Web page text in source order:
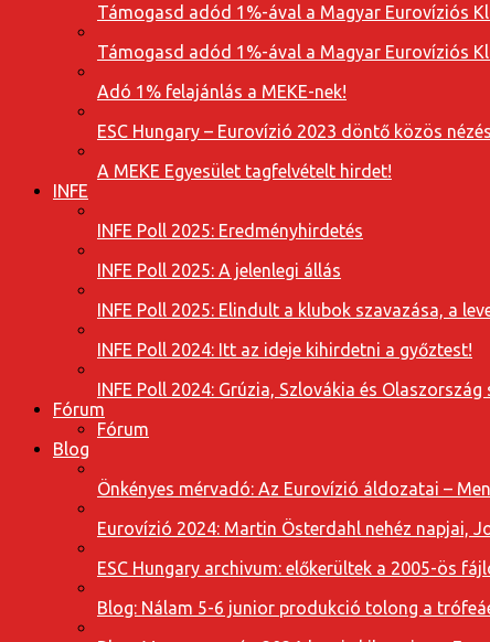
Támogasd adód 1%-ával a Magyar Eurovíziós
Támogasd adód 1%-ával a Magyar Eurovíziós
Adó 1% felajánlás a MEKE-nek!
ESC Hungary – Eurovízió 2023 döntő közös
A MEKE Egyesület tagfelvételt hirdet!
INFE
INFE Poll 2025: Eredményhirdetés
INFE Poll 2025: A jelenlegi állás
INFE Poll 2025: Elindult a klubok szavazása, a
INFE Poll 2024: Itt az ideje kihirdetni a győztest!
INFE Poll 2024: Grúzia, Szlovákia és Olaszország
Fórum
Fórum
Blog
Önkényes mérvadó: Az Eurovízió áldozatai –
Eurovízió 2024: Martin Österdahl nehéz napjai,
ESC Hungary archivum: előkerültek a 2005-ös
Blog: Nálam 5-6 junior produkció tolong a